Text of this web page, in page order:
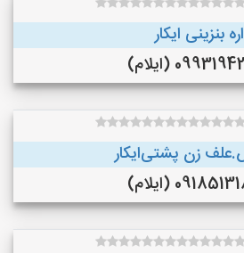
اره بنزینی ایکار
(ایلام)
زن پشتی‌ایکار
(ایلام)